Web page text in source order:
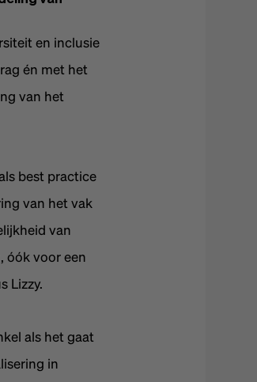
en inclusie
én met het
van het
best practice
van het vak
van
óók voor een
Lizzy.
als het gaat
in